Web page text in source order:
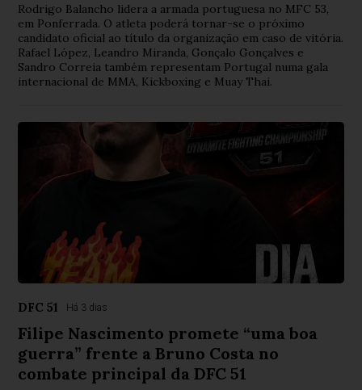
Rodrigo Balancho lidera a armada portuguesa no MFC 53,
em Ponferrada. O atleta poderá tornar-se o próximo
candidato oficial ao título da organização em caso de vitória.
Rafael López, Leandro Miranda, Gonçalo Gonçalves e
Sandro Correia também representam Portugal numa gala
internacional de MMA, Kickboxing e Muay Thai.
DFC 51 Há 3 dias
Filipe Nascimento promete “uma boa
guerra” frente a Bruno Costa no
combate principal da DFC 51